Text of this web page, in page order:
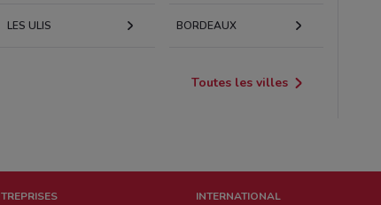
LES ULIS BORDEAUX
Toutes les villes
INTERNATIONAL